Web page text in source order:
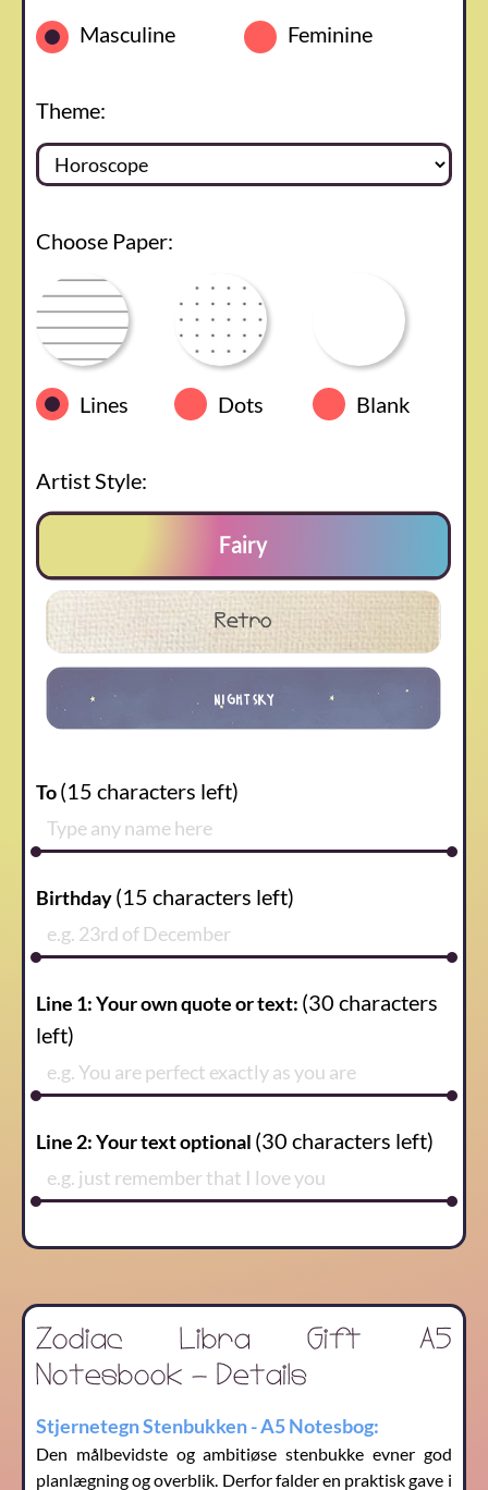
Zodiac Libra Gift A5
Notesbook - Details
Stjernetegn Stenbukken - A5 Notesbog:
Den målbevidste og ambitiøse stenbukke evner god
planlægning og overblik. Derfor falder en praktisk gave i
Masculine
Feminine
Theme:
Choose Paper:
Lines Dots Blank
Artist Style:
Fairy
Retro
nightsky
To(15 characters left)
Birthday(15 characters left)
Line 1: Your own quote or text: (30 characters
left)
Line 2: Your text optional (30 characters left)